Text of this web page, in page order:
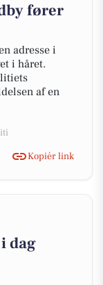
fører
adresse i
i håret.
af en
Kopiér link
dag